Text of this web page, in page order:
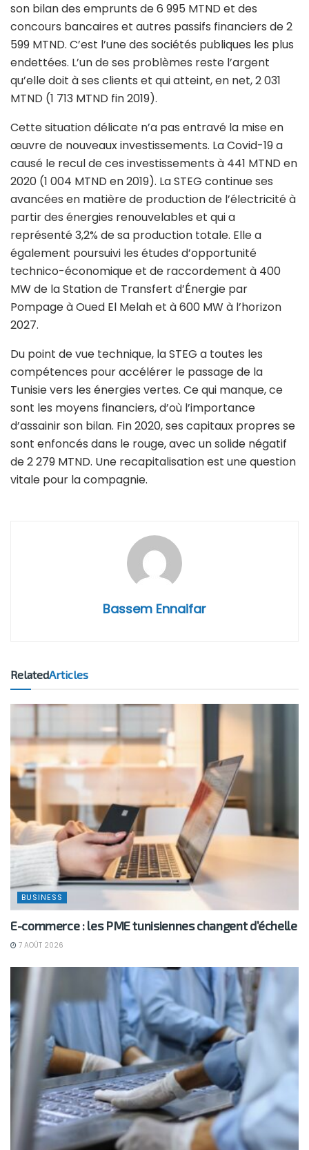
son bilan des emprunts de 6 995 MTND et des
concours bancaires et autres passifs financiers de 2
599 MTND. C’est l’une des sociétés publiques les plus
endettées. L’un de ses problèmes reste l’argent
qu’elle doit à ses clients et qui atteint, en net, 2 031
MTND (1 713 MTND fin 2019).
Cette situation délicate n’a pas entravé la mise en
œuvre de nouveaux investissements. La Covid-19 a
causé le recul de ces investissements à 441 MTND en
2020 (1 004 MTND en 2019). La STEG continue ses
avancées en matière de production de l’électricité à
partir des énergies renouvelables et qui a
représenté 3,2% de sa production totale. Elle a
également poursuivi les études d’opportunité
technico-économique et de raccordement à 400
MW de la Station de Transfert d’Énergie par
Pompage à Oued El Melah et à 600 MW à l’horizon
2027.
Du point de vue technique, la STEG a toutes les
compétences pour accélérer le passage de la
Tunisie vers les énergies vertes. Ce qui manque, ce
sont les moyens financiers, d’où l’importance
d’assainir son bilan. Fin 2020, ses capitaux propres se
sont enfoncés dans le rouge, avec un solide négatif
de 2 279 MTND. Une recapitalisation est une question
vitale pour la compagnie.
Bassem Ennaifar
RelatedArticles
BUSINESS
E-commerce : les PME tunisiennes changent d’échelle
7 AOÛT 2026